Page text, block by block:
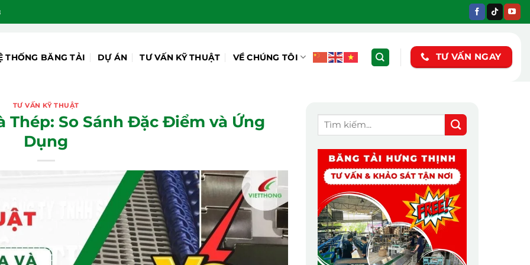
THỐNG BĂNG TẢI DỰ ÁN TƯ VẤN KỸ THUẬT VỀ CHÚNG TÔI TƯ VẤN NGAY
TƯ VẤN KỸ THUẬT
Thép: So Sánh Đặc Điểm và Ứng
Dụng